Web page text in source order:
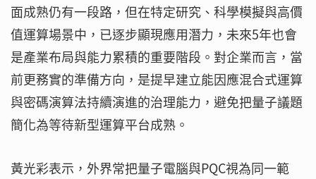
面成熟仍有一段路，但在特定研究、科學模擬與高價
值運算場景中，已逐步顯現應用潛力，未來5年也會
是產業布局與能力累積的重要階段。對企業而言，當
前更務實的準備方向，是提早建立能因應混合式運算
與密碼演算法持續演進的治理能力，避免把量子議題
簡化為等待新型運算平台成熟。
黃光彩表示，外界常把量子電腦與PQC視為同一範